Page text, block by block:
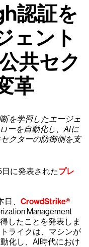
認証を
ェント
共セク
革
を学習したエージェ
ーを自動化し、AIに
クターの防御側を支
に発表されたプレ
、 CrowdStrike®
Management
したことを発表しま
ライクは、マシンが
化し、AI時代におけ